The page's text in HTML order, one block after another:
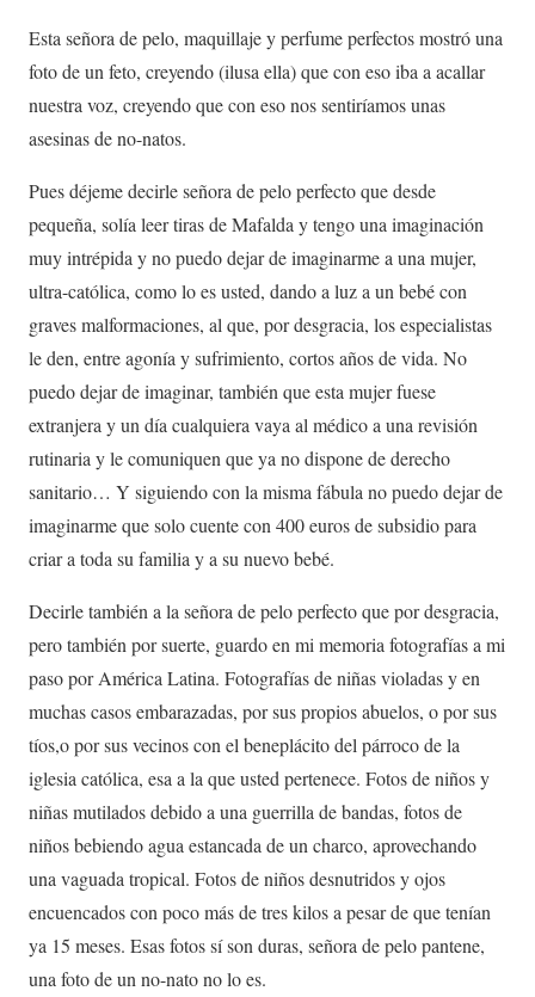
Esta señora de pelo, maquillaje y perfume perfectos mostró una
foto de un feto, creyendo (ilusa ella) que con eso iba a acallar
nuestra voz, creyendo que con eso nos sentiríamos unas
asesinas de no-natos.
Pues déjeme decirle señora de pelo perfecto que desde
pequeña, solía leer tiras de Mafalda y tengo una imaginación
muy intrépida y no puedo dejar de imaginarme a una mujer,
ultra-católica, como lo es usted, dando a luz a un bebé con
graves malformaciones, al que, por desgracia, los especialistas
le den, entre agonía y sufrimiento, cortos años de vida. No
puedo dejar de imaginar, también que esta mujer fuese
extranjera y un día cualquiera vaya al médico a una revisión
rutinaria y le comuniquen que ya no dispone de derecho
sanitario… Y siguiendo con la misma fábula no puedo dejar de
imaginarme que solo cuente con 400 euros de subsidio para
criar a toda su familia y a su nuevo bebé.
Decirle también a la señora de pelo perfecto que por desgracia,
pero también por suerte, guardo en mi memoria fotografías a mi
paso por América Latina. Fotografías de niñas violadas y en
muchas casos embarazadas, por sus propios abuelos, o por sus
tíos,o por sus vecinos con el beneplácito del párroco de la
iglesia católica, esa a la que usted pertenece. Fotos de niños y
niñas mutilados debido a una guerrilla de bandas, fotos de
niños bebiendo agua estancada de un charco, aprovechando
una vaguada tropical. Fotos de niños desnutridos y ojos
encuencados con poco más de tres kilos a pesar de que tenían
ya 15 meses. Esas fotos sí son duras, señora de pelo pantene,
una foto de un no-nato no lo es.